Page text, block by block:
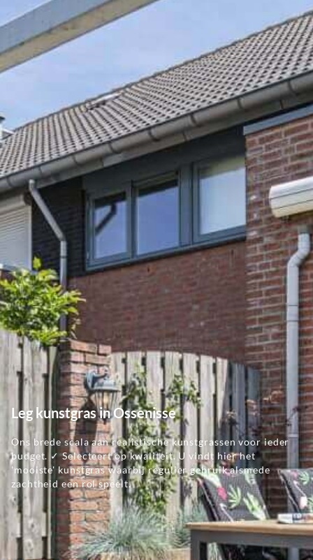
Leg kunstgras in Ossenisse
Ons brede scala aan realistische kunstgrassen voor ieder
budget. ✓ Selecteert op kwaliteit. U vindt hier het
'mooiste' kunstgras waarbij regulier gebruik alsmede
zachtheid een rol speelt.